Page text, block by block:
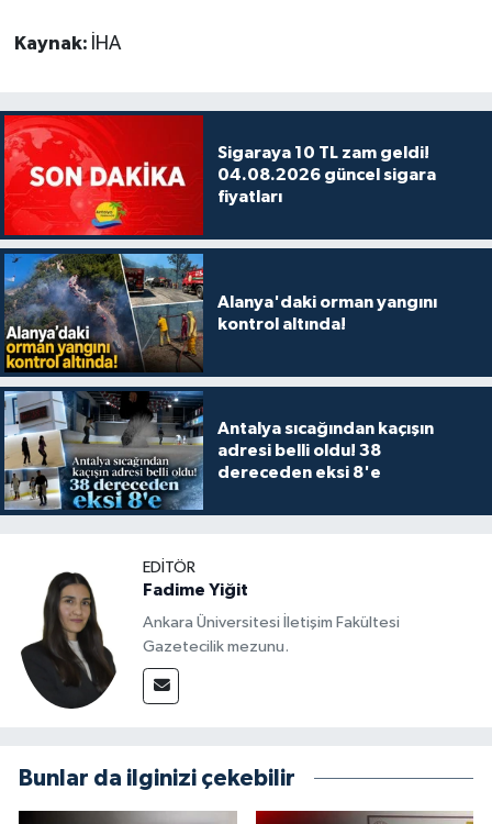
Kaynak: İHA
Sigaraya 10 TL zam geldi!
04.08.2026 güncel sigara
fiyatları
Alanya'daki orman yangını
kontrol altında!
Antalya sıcağından kaçışın
adresi belli oldu! 38
dereceden eksi 8'e
EDITÖR
Fadime Yiğit
Ankara Üniversitesi İletişim Fakültesi
Gazetecilik mezunu.
Bunlar da ilginizi çekebilir